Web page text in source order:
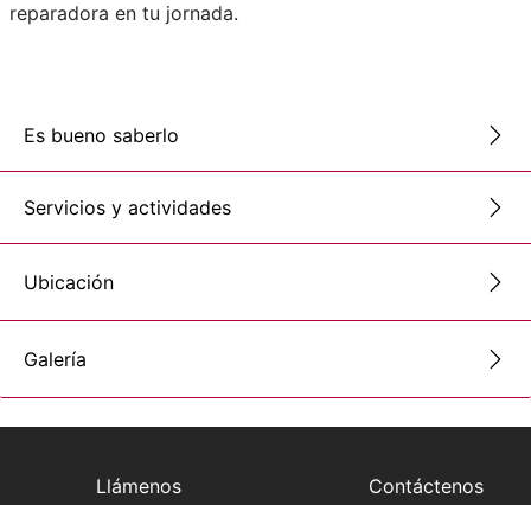
reparadora en tu jornada.
Es bueno saberlo
Servicios y actividades
Ubicación
Galería
Llámenos Contáctenos